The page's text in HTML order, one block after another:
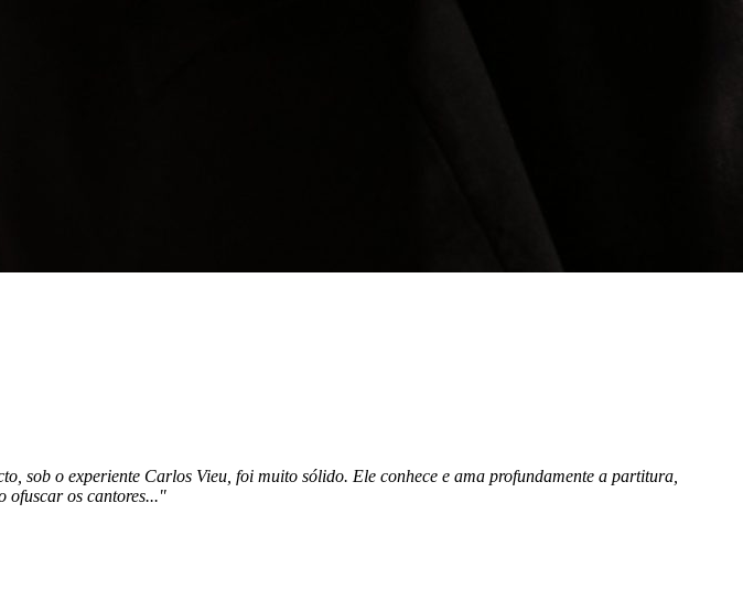
sob o experiente Carlos Vieu, foi muito sólido. Ele conhece e ama profundamente a partitura,
ofuscar os cantores..."